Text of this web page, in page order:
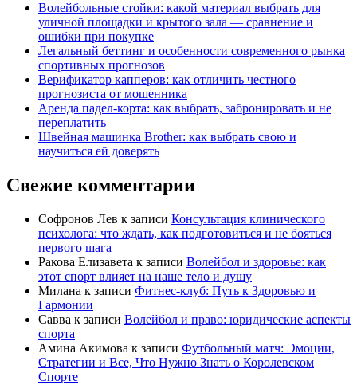
Волейбольные стойки: какой материал выбрать для
уличной площадки и крытого зала — сравнение и
ошибки при покупке
Легальный беттинг и особенности современного рынка
спортивных прогнозов
Верификатор капперов: как отличить честного
прогнозиста от мошенника
Аренда падел-корта: как выбрать, забронировать и не
переплатить
Швейная машинка Brother: как выбрать свою и
научиться ей доверять
Свежие комментарии
Софронов Лев к записи Консультация клинического
психолога: что ждать, как подготовиться и не бояться
первого шага
Ракова Елизавета к записи Волейбол и здоровье: как
этот спорт влияет на наше тело и душу
Милана к записи Фитнес-клуб: Путь к Здоровью и
Гармонии
Савва к записи Волейбол и право: юридические аспекты
спорта
Амина Акимова к записи Футбольный матч: Эмоции,
Стратегии и Все, Что Нужно Знать о Королевском
Спорте